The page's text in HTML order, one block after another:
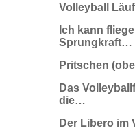
Volleyball
Ich kann
Sprungkraft…
Pritschen
Das
die…
Der Libero im